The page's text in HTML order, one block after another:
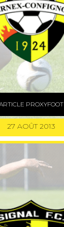
PROXYFOOT
27 AOÛT 2013